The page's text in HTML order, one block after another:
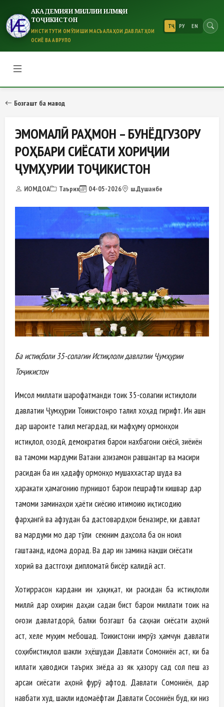
АКАДЕМИЯИ МИЛЛИИ ИЛМҲОИ
ТОҶИКИСТОН
ИНСТИТУТИ ОМӮЗИШИ МАСЪАЛАҲОИ ДАВЛАТҲОИ
ОСИЁ ВА АВРУПО
ТҶ РУ EN
ЭМОМАЛӢ РАҲМОН –
Бозгашт ба мавод
ЭМОМАЛӢ РАҲМОН – БУНЁДГУЗОРУ
РОҲБАРИ СИЁСАТИ ХОРИҶИИ
ҶУМҲУРИИ ТОҶИКИСТОН
ИОМДОА Таърих 04-05-2026 ш.Душанбе
Ба истиқболи 35-солагии Истиқлоли давлатии Ҷумҳурии
Тоҷикистон
Имсол миллати шарофатманди тоҷик 35-солагии истиқлоли
давлатии Ҷумҳурии Тоҷикистонро таҷлил хоҳад гирифт. Ин ҷашн
дар шароите таҷлил мегардад, ки мафҳуму ормонҳои
истиқлол, озодӣ, демократия барои нахбагони сиёсӣ, зиёиён
ва тамоми мардуми Ватани азизамон равшантар ва масири
расидан ба ин ҳадафу ормонҳо мушаххастар шуда ва
ҳаракати ҳамагонию пурнишот барои пешрафти кишвар дар
тамоми заминаҳои ҳаёти сиёсию иҷтимоию иқтисодию
фарҳангӣ ва афзудан ба дастовардҳои беназире, ки давлат
ва мардуми мо дар тӯли сеюним даҳсола ба он ноил
гаштаанд, идома дорад. Ва дар ин замина нақши сиёсати
хориҷӣ ва дастгоҳи дипломатӣ бисёр калидӣ аст.
Хотиррасон кардани ин ҳақиқат, ки расидан ба истиқлоли
миллӣ дар охирин даҳаи садаи бист барои миллати тоҷик на
оғози давлатдорӣ, балки бозгашт ба саҳнаи сиёсати ҷаҳонӣ
аст, хеле муҳим мебошад. Тоҷикистони имрӯз ҳамчун давлати
соҳибистиқлол шакли эҳёшудаи Давлати Сомониён аст, ки ба
иллати ҳаводиси таърих зиёда аз як ҳазору сад сол пеш аз
арсаи сиёсати ҷаҳонӣ фурӯ афтод. Давлати Сомониён, дар
навбати худ, шакли идомаёфтаи Давлати Сосониён буд, ки низ